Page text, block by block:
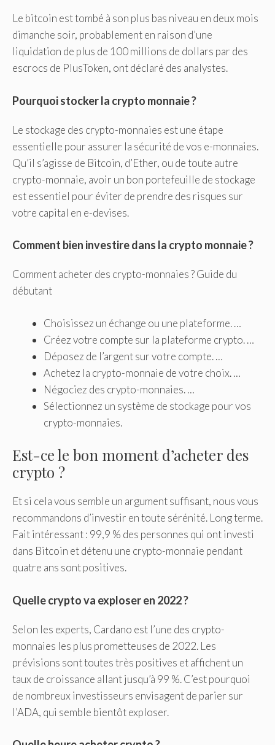
Le bitcoin est tombé à son plus bas niveau en deux mois
dimanche soir, probablement en raison d’une
liquidation de plus de 100 millions de dollars par des
escrocs de PlusToken, ont déclaré des analystes.
Pourquoi stocker la crypto monnaie ?
Le stockage des crypto-monnaies est une étape
essentielle pour assurer la sécurité de vos e-monnaies.
Qu’il s’agisse de Bitcoin, d’Ether, ou de toute autre
crypto-monnaie, avoir un bon portefeuille de stockage
est essentiel pour éviter de prendre des risques sur
votre capital en e-devises.
Comment bien investire dans la crypto monnaie ?
Comment acheter des crypto-monnaies ? Guide du
débutant
Choisissez un échange ou une plateforme. …
Créez votre compte sur la plateforme crypto. …
Déposez de l’argent sur votre compte. …
Achetez la crypto-monnaie de votre choix. …
Négociez des crypto-monnaies. …
Sélectionnez un système de stockage pour vos
crypto-monnaies.
Est-ce le bon moment d’acheter des
crypto ?
Et si cela vous semble un argument suffisant, nous vous
recommandons d’investir en toute sérénité. Long terme.
Fait intéressant : 99,9 % des personnes qui ont investi
dans Bitcoin et détenu une crypto-monnaie pendant
quatre ans sont positives.
Quelle crypto va exploser en 2022 ?
Selon les experts, Cardano est l’une des crypto-
monnaies les plus prometteuses de 2022. Les
prévisions sont toutes très positives et affichent un
taux de croissance allant jusqu’à 99 %. C’est pourquoi
de nombreux investisseurs envisagent de parier sur
l’ADA, qui semble bientôt exploser.